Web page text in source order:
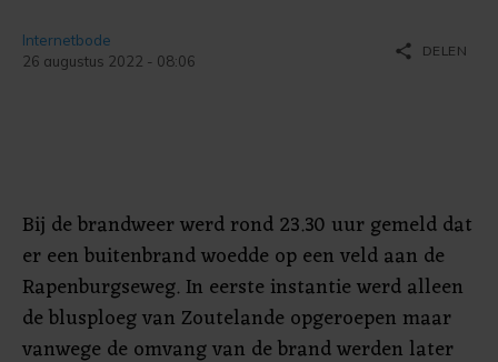
Internetbode
26 augustus 2022 - 08:06
share DELEN
Bij de brandweer werd rond 23.30 uur gemeld dat
er een buitenbrand woedde op een veld aan de
Rapenburgseweg. In eerste instantie werd alleen
de blusploeg van Zoutelande opgeroepen maar
vanwege de omvang van de brand werden later